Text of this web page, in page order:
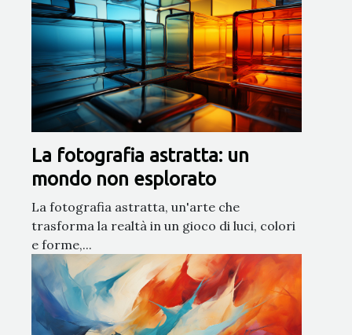
La fotografia astratta: un
mondo non esplorato
La fotografia astratta, un'arte che
trasforma la realtà in un gioco di luci, colori
e forme,...